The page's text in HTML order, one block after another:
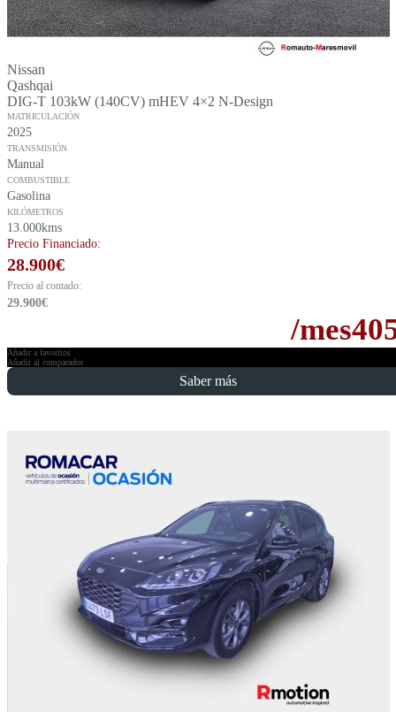
Nissan
Qashqai
DIG-T 103kW (140CV) mHEV 4×2 N-Design
MATRICULACIÓN
2025
TRANSMISIÓN
Manual
COMBUSTIBLE
Gasolina
KILÓMETROS
13.000kms
Precio Financiado:
28.900€
Precio al contado:
29.900€
/mes
Añadir a favoritos
Añadir al comparador
Saber más